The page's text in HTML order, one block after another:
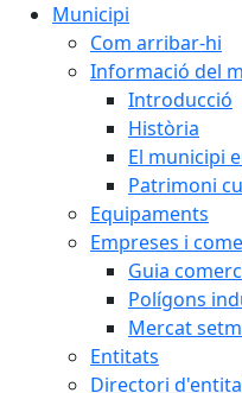
Municipi
Com arribar-hi
Informació del
Introducció
Història
El municipi
Patrimoni
Equipaments
Empreses i
Guia
Polígons
Mercat
Entitats
Directori